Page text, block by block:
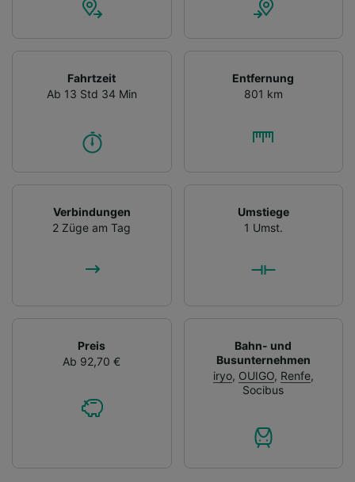
Fahrtzeit
Ab 13 Std 34 Min
Entfernung
801 km
Verbindungen
2 Züge am Tag
Umstiege
1 Umst.
Preis
Ab 92,70 €
Bahn- und
Busunternehmen
iryo, OUIGO, Renfe,
Socibus